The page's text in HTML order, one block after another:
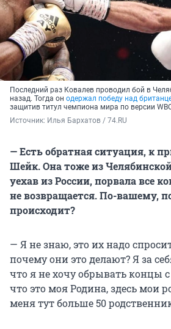
Последний раз Ковалев проводил бой в
назад. Тогда он одержал победу над
защитив титул чемпиона мира по версии
Источник: Илья Бархатов / 74.RU
— Есть обратная ситуация, к
Шейк. Она тоже из
уехав из России, порвала все
не возвращается. По-вашему,
происходит?
— Я не знаю, это их надо
почему они это делают? Я за
что я не хочу обрывать концы
что это моя Родина, здесь мои
меня тут больше 50